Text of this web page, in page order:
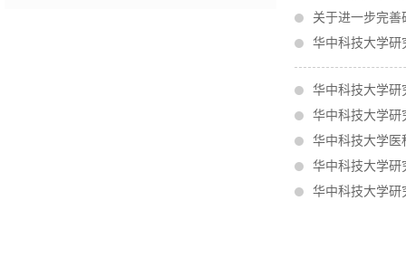
关于进一步完
华中科技大学研
华中科技大学研
华中科技大学研
华中科技大学医
华中科技大学研
华中科技大学研